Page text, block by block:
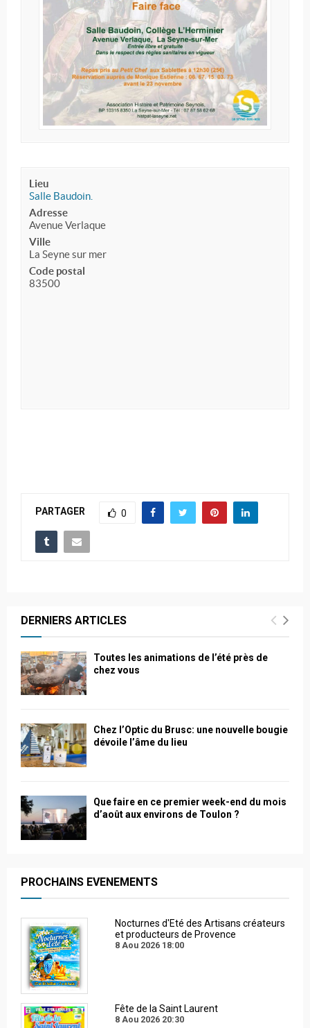
Lieu
Salle Baudoin.
Adresse
Avenue Verlaque
Ville
La Seyne sur mer
Code postal
83500
PARTAGER 0
DERNIERS ARTICLES
Toutes les animations de l’été près de
chez vous
Chez l’Optic du Brusc: une nouvelle bougie
dévoile l’âme du lieu
Que faire en ce premier week-end du mois
d’août aux environs de Toulon ?
PROCHAINS EVENEMENTS
Nocturnes d'Eté des Artisans créateurs
et producteurs de Provence
8 Aou 2026 18:00
Fête de la Saint Laurent
8 Aou 2026 20:30